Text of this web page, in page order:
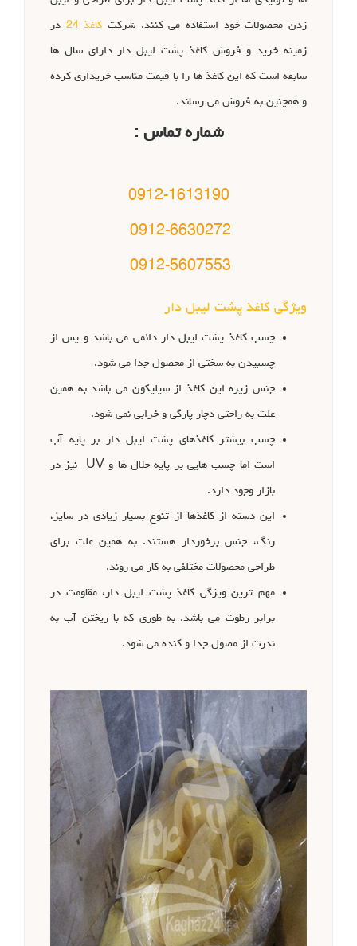
زدن محصولات خود استفاده می کنند. شرکت کاغذ 24
در
زمینه خرید و فروش کاغذ پشت لیبل دار دارای سال ها
سابقه است که این کاغذ ها را با قیمت مناسب خریداری کرده
و همچنین به فروش می رساند.
شماره تماس :
0912-1613190
0912-6630272
0912-5607553
ویژگی کاغذ پشت لیبل دار
چسب کاغذ پشت لیبل دار دائمی می باشد و پس از
چسبیدن به سختی از محصول جدا می شود.
جنس زیره این کاغذ از سیلیکون می باشد به همین
علت به راحتی دچار پارگی و خرابی نمی شود.
چسب بیشتر کاغذهای پشت لیبل دار بر پایه آب
است اما چسب هایی بر پایه حلال ها و UV نیز در
بازار وجود دارد.
این دسته از کاغذها از تنوع بسیار زیادی در سایز،
رنگ، جنس برخوردار هستند. به همین علت برای
طراحی محصولات مختلفی به کار می روند.
مهم ترین ویژگی کاغذ پشت لیبل دار، مقاومت در
برابر رطوت می باشد. به طوری که با ریختن آب به
ندرت از مصول جدا و کنده می شود.